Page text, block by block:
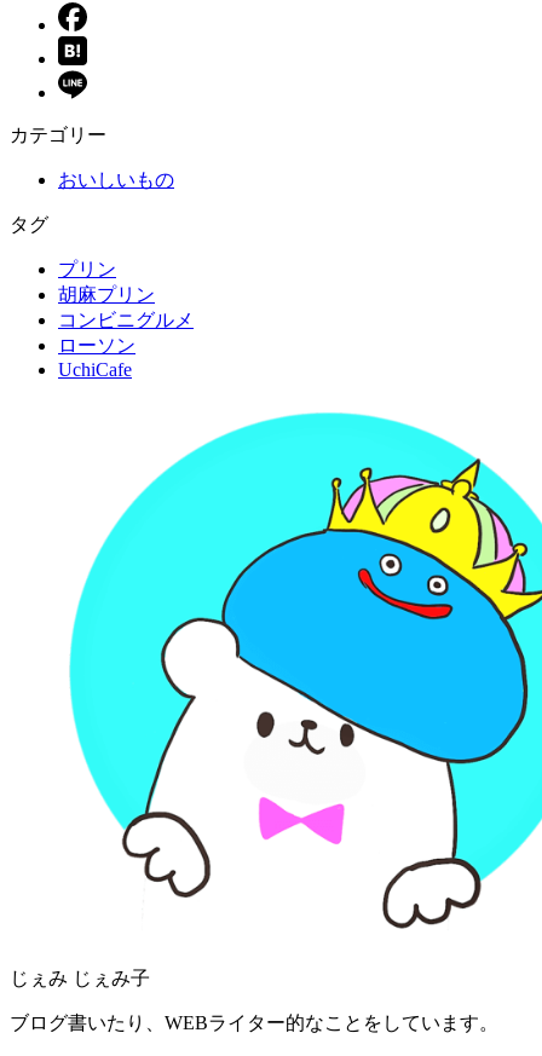
カテゴリー
おいしいもの
タグ
プリン
胡麻プリン
コンビニグルメ
ローソン
UchiCafe
じぇみ じぇみ子
ブログ書いたり、WEBライター的なことをしています。